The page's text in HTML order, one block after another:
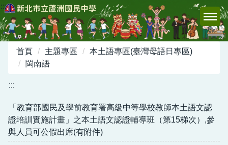
跳
到
主
區
:::
首頁 主題專區
本土語專區(臺灣母語日專區)
閩南語
:::
「教育部國民及學前教育署高級中等學校教師本土語文認
證培訓實施計畫」之本土語文認證輔導班（第15梯次）,參
與人員可公假出席(有附件)